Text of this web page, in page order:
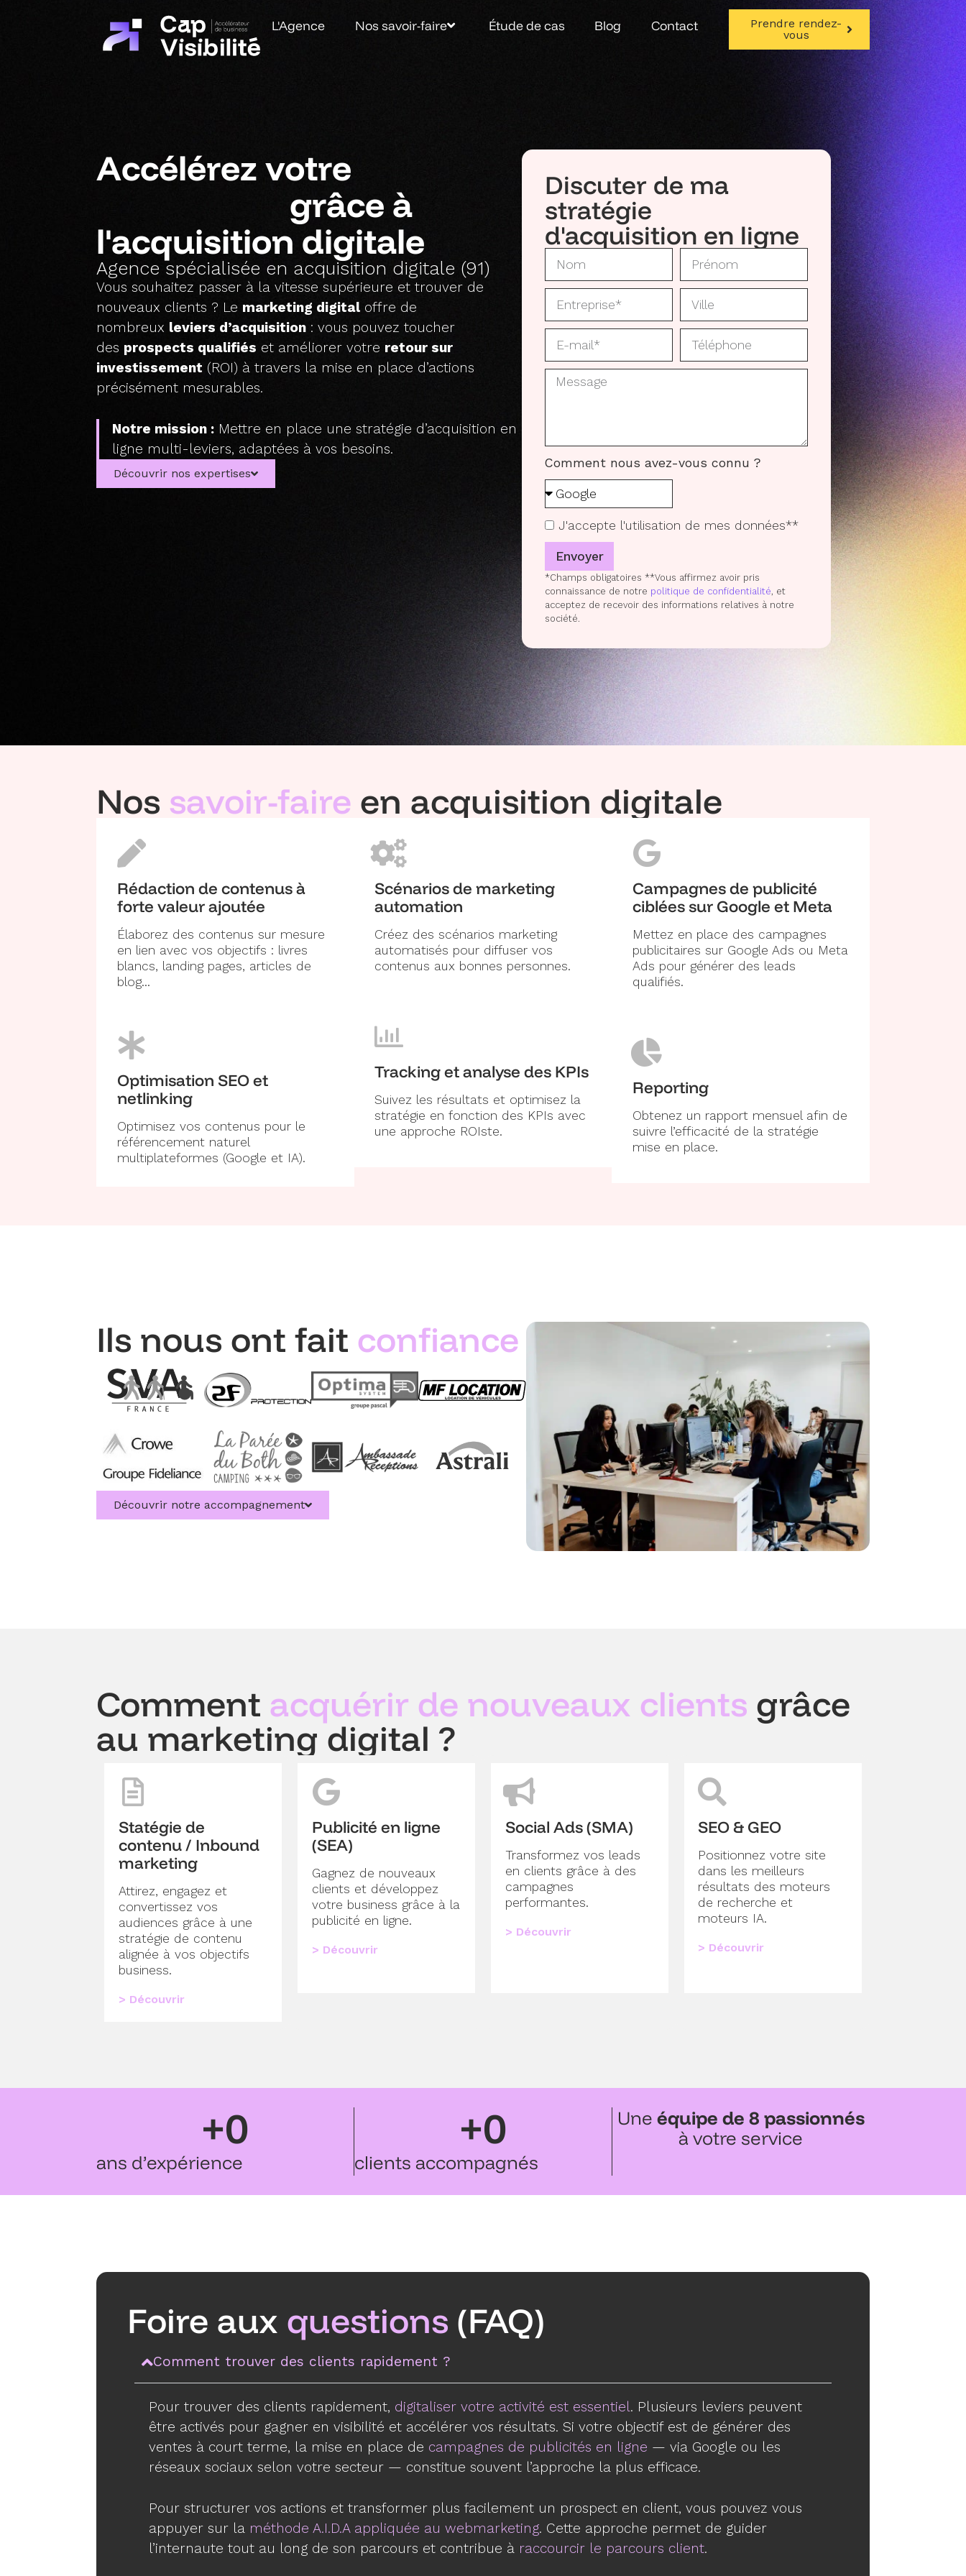
L'Agence Nos savoir-faire Étude de cas Blog Contact
Prendre rendez-
vous
Accélérez votre
grâce à
l'acquisition digitale
Agence spécialisée en acquisition digitale (91)
Vous souhaitez passer à la vitesse supérieure et trouver de
nouveaux clients ? Le marketing digital offre de
nombreux leviers d’acquisition : vous pouvez toucher
des prospects qualifiés et améliorer votre retour sur
investissement (ROI) à travers la mise en place d’actions
précisément mesurables.
Notre mission : Mettre en place une stratégie d’acquisition en
ligne multi-leviers, adaptées à vos besoins.
Découvrir nos expertises
Discuter de ma
stratégie
d'acquisition en ligne
Comment nous avez-vous connu ?
J'accepte l'utilisation de mes données**
Envoyer
*Champs obligatoires **Vous affirmez avoir pris
connaissance de notre politique de confidentialité, et
acceptez de recevoir des informations relatives à notre
société.
Nos savoir-faire en acquisition digitale
Rédaction de contenus à
forte valeur ajoutée
Élaborez des contenus sur mesure
en lien avec vos objectifs : livres
blancs, landing pages, articles de
blog…
Optimisation SEO et
netlinking
Optimisez vos contenus pour le
référencement naturel
multiplateformes (Google et IA).
Scénarios de marketing
automation
Créez des scénarios marketing
automatisés pour diffuser vos
contenus aux bonnes personnes.
Tracking et analyse des KPIs
Suivez les résultats et optimisez la
stratégie en fonction des KPIs avec
une approche ROIste.
Campagnes de publicité
ciblées sur Google et Meta
Mettez en place des campagnes
publicitaires sur Google Ads ou Meta
Ads pour générer des leads
qualifiés.
Reporting
Obtenez un rapport mensuel afin de
suivre l’efficacité de la stratégie
mise en place.
Ils nous ont fait confiance
Découvrir notre accompagnement
Comment acquérir de nouveaux clients grâce
au marketing digital ?
Statégie de
contenu / Inbound
marketing
Attirez, engagez et
convertissez vos
audiences grâce à une
stratégie de contenu
alignée à vos objectifs
business.
> Découvrir
Publicité en ligne
(SEA)
Gagnez de nouveaux
clients et développez
votre business grâce à la
publicité en ligne.
> Découvrir
Social Ads (SMA)
Transformez vos leads
en clients grâce à des
campagnes
performantes.
> Découvrir
SEO & GEO
Positionnez votre site
dans les meilleurs
résultats des moteurs
de recherche et
moteurs IA.
> Découvrir
+0
ans d’expérience
+0
clients accompagnés
Une équipe de 8 passionnés
à votre service
Foire aux questions (FAQ)
Comment trouver des clients rapidement ?
Pour trouver des clients rapidement, digitaliser votre activité est essentiel. Plusieurs leviers peuvent
être activés pour gagner en visibilité et accélérer vos résultats. Si votre objectif est de générer des
ventes à court terme, la mise en place de campagnes de publicités en ligne — via Google ou les
réseaux sociaux selon votre secteur — constitue souvent l’approche la plus efficace.
Pour structurer vos actions et transformer plus facilement un prospect en client, vous pouvez vous
appuyer sur la méthode A.I.D.A appliquée au webmarketing. Cette approche permet de guider
l’internaute tout au long de son parcours et contribue à raccourcir le parcours client.